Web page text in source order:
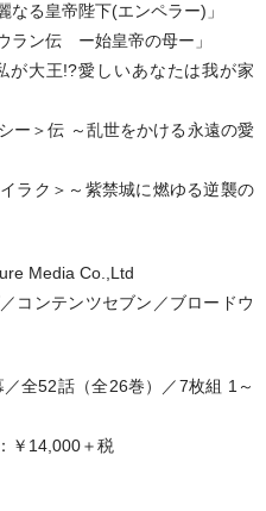
る皇帝陛下(エンペラー)」
ラン伝 ー始皇帝の母ー」
が大王!?愛しいあなたは我が家
ー＞伝 ～乱世をかける永遠の愛
ラク＞～紫禁城に燃ゆる逆襲の
Media Co.,Ltd
コンテンツセブン／ブロードウ
全52話（全26巻）／7枚組 1～
￥14,000＋税